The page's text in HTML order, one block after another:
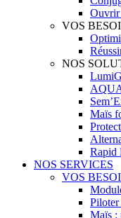
Ouvrir
VOS
NOS
Maïs
Rapid
NOS SERVICES
VOS
Piloter
Maïs :